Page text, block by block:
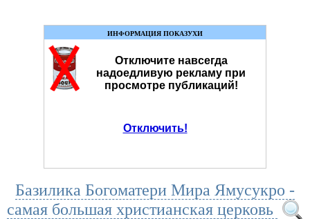
ИНФОРМАЦИЯ ПОКАЗУХИ
Отключите навсегда
надоедливую рекламу при
просмотре публикаций!
Отключить!
Базилика Богоматери Мира Ямусукро -
самая большая христианская церковь